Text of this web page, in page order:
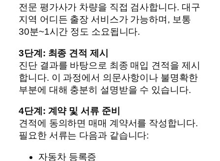
전문 평가사가 차량을 직접 검사합니다. 대구
지역 어디든 출장 서비스가 가능하며, 보통
30분~1시간 정도 소요됩니다.
3단계: 최종 견적 제시
진단 결과를 바탕으로 최종 매입 견적을 제시
합니다. 이 과정에서 의문사항이나 불명확한
부분에 대해 충분히 설명받을 수 있습니다.
4단계: 계약 및 서류 준비
견적에 동의하면 매매 계약서를 작성합니다.
필요한 서류는 다음과 같습니다:
자동차 등록증